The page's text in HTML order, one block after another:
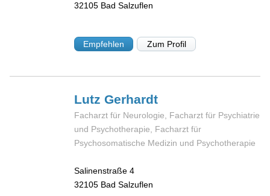
32105 Bad Salzuflen
Empfehlen Zum Profil
LutzGerhardt
Facharzt für Neurologie, Facharzt für Psychiatrie
und Psychotherapie, Facharzt für
Psychosomatische Medizin und Psychotherapie
Salinenstraße 4
32105 Bad Salzuflen